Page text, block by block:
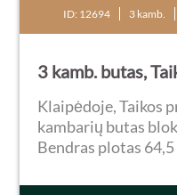
ID: 12694 3 kamb.
3 kamb. butas,
Klaipėdoje, Taikos
kambarių butas
Bendras plotas
zona, du atskiri